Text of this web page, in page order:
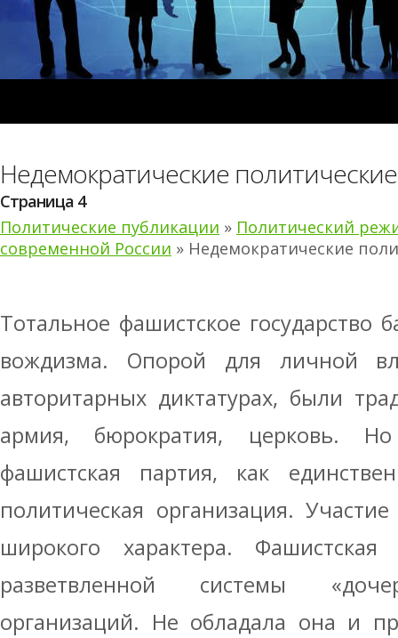
Недемократические
Страница 4
Политические публикации » Политический
современной России » Недемократические
Тотальное фашистское государство
вождизма. Опорой для личной
авторитарных диктатурах, были
армия, бюрократия, церковь.
фашистская партия, как
политическая организация.
широкого характера.
разветвленной системы
организаций. Не обладала она и